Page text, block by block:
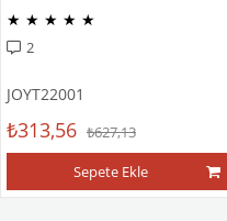
★ ★ ★ ★ ★
2
JOYT22001
₺313,56 ₺627,13
Sepete Ekle